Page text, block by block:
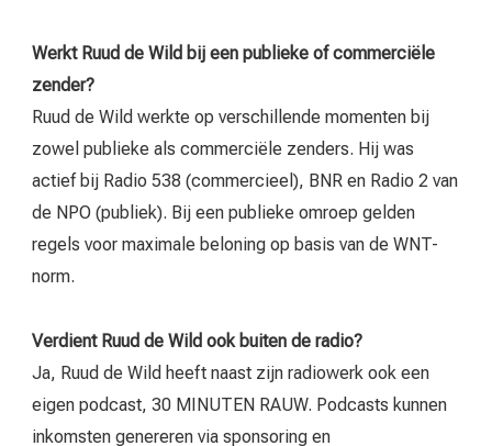
Werkt Ruud de Wild bij een publieke of commerciële
zender?
Ruud de Wild werkte op verschillende momenten bij
zowel publieke als commerciële zenders. Hij was
actief bij Radio 538 (commercieel), BNR en Radio 2 van
de NPO (publiek). Bij een publieke omroep gelden
regels voor maximale beloning op basis van de WNT-
norm.
Verdient Ruud de Wild ook buiten de radio?
Ja, Ruud de Wild heeft naast zijn radiowerk ook een
eigen podcast, 30 MINUTEN RAUW. Podcasts kunnen
inkomsten genereren via sponsoring en